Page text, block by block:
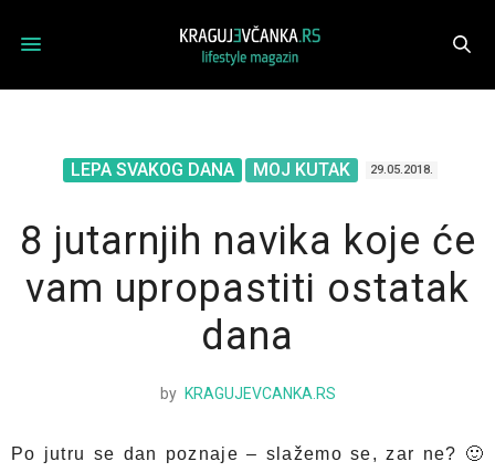
LEPA SVAKOG DANA MOJ KUTAK 29.05.2018.
8 jutarnjih navika koje će
vam upropastiti ostatak
dana
by KRAGUJEVCANKA.RS
Po jutru se dan poznaje – slažemo se, zar ne? 🙂